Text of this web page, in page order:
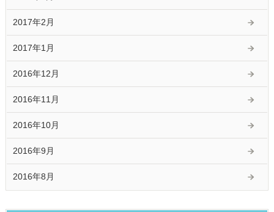
2017年2月
2017年1月
2016年12月
2016年11月
2016年10月
2016年9月
2016年8月